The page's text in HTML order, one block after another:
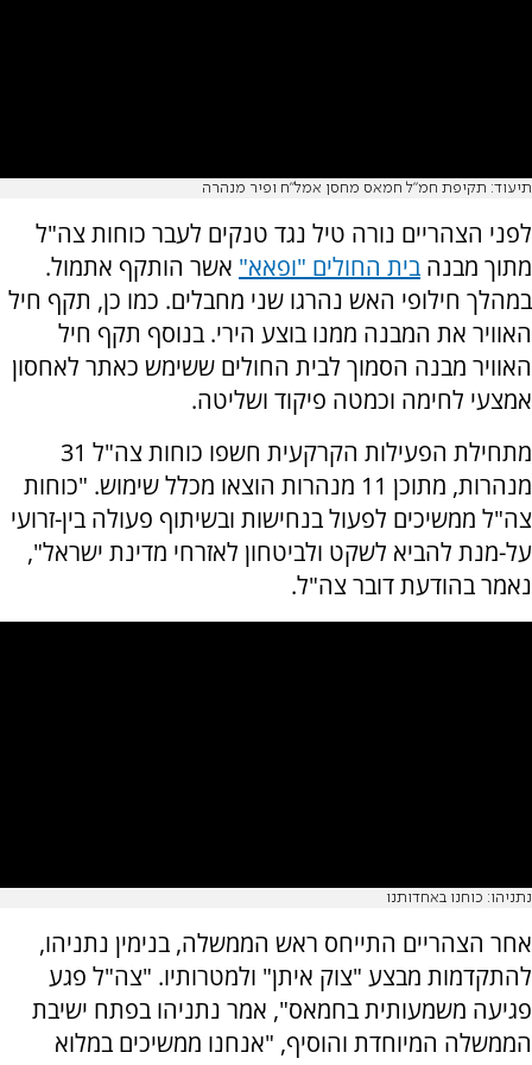
תיעוד: תקיפת חמ"ל חמאס מחסן אמל"ח ופיר מנהרה
לפני הצהריים נורה טיל נגד טנקים לעבר כוחות צה"ל
מתוך מבנה בית החולים "ופאא" אשר הותקף אתמול.
במהלך חילופי האש נהרגו שני מחבלים. כמו כן, תקף חיל
האוויר את המבנה ממנו בוצע הירי. בנוסף תקף חיל
האוויר מבנה הסמוך לבית החולים ששימש כאתר לאחסון
אמצעי לחימה וכמטה פיקוד ושליטה.
מתחילת הפעילות הקרקעית חשפו כוחות צה"ל 31
מנהרות, מתוכן 11 מנהרות הוצאו מכלל שימוש. "כוחות
צה"ל ממשיכים לפעול בנחישות ובשיתוף פעולה בין-זרועי
על-מנת להביא לשקט ולביטחון לאזרחי מדינת ישראל",
נאמר בהודעת דובר צה"ל.
נתניהו: כוחנו באחדותנו
אחר הצהריים התייחס ראש הממשלה, בנימין נתניהו,
להתקדמות מבצע "צוק איתן" ולמטרותיו. "צה"ל פגע
פגיעה משמעותית בחמאס", אמר נתניהו בפתח ישיבת
הממשלה המיוחדת והוסיף, "אנחנו ממשיכים במלוא